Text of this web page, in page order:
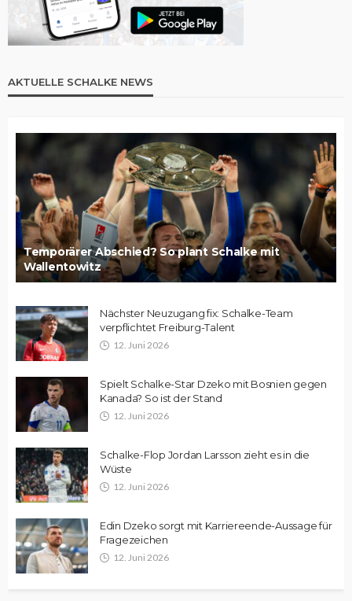
AKTUELLE SCHALKE NEWS
Temporärer Abschied? So plant Schalke mit
Wallentowitz
Nächster Neuzugang fix: Schalke-Team
verpflichtet Freiburg-Talent
12. Juni 2026
Spielt Schalke-Star Dzeko mit Bosnien gegen
Kanada? So ist der Stand
12. Juni 2026
Schalke-Flop Jordan Larsson zieht es in die
Wüste
12. Juni 2026
Edin Dzeko sorgt mit Karriereende-Aussage für
Fragezeichen
12. Juni 2026